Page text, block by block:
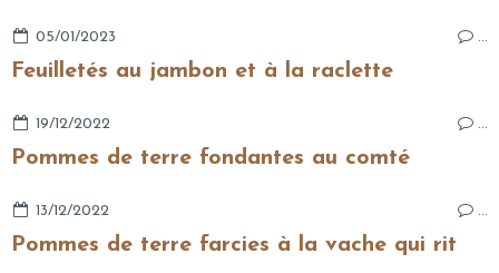
05/01/2023 …
Feuilletés au jambon et à la raclette
19/12/2022 …
Pommes de terre fondantes au comté
13/12/2022 …
Pommes de terre farcies à la vache qui rit